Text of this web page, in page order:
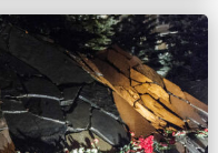
убили корреспондента